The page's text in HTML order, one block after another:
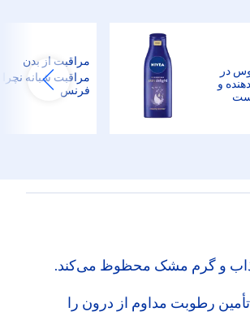
در
و
مراقبت از بدن
مراقبت شبانه
فرنس
و گرم مشک محظوظ می‌کند.
تأمین رطوبت مداوم از درون را